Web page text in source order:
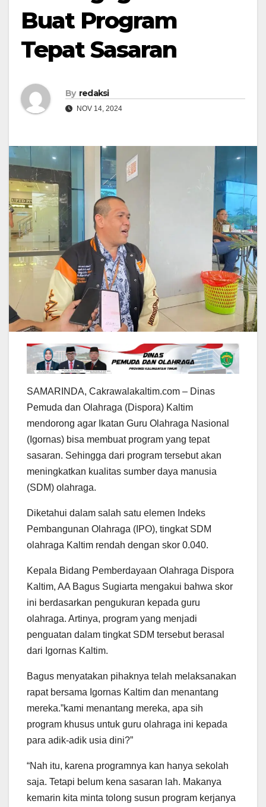
Buat Program
Tepat Sasaran
By redaksi
NOV 14, 2024
SAMARINDA, Cakrawalakaltim.com – Dinas
Pemuda dan Olahraga (Dispora) Kaltim
mendorong agar Ikatan Guru Olahraga Nasional
(Igornas) bisa membuat program yang tepat
sasaran. Sehingga dari program tersebut akan
meningkatkan kualitas sumber daya manusia
(SDM) olahraga.
Diketahui dalam salah satu elemen Indeks
Pembangunan Olahraga (IPO), tingkat SDM
olahraga Kaltim rendah dengan skor 0.040.
Kepala Bidang Pemberdayaan Olahraga Dispora
Kaltim, AA Bagus Sugiarta mengakui bahwa skor
ini berdasarkan pengukuran kepada guru
olahraga. Artinya, program yang menjadi
penguatan dalam tingkat SDM tersebut berasal
dari Igornas Kaltim.
Bagus menyatakan pihaknya telah melaksanakan
rapat bersama Igornas Kaltim dan menantang
mereka.”kami menantang mereka, apa sih
program khusus untuk guru olahraga ini kepada
para adik-adik usia dini?”
“Nah itu, karena programnya kan hanya sekolah
saja. Tetapi belum kena sasaran lah. Makanya
kemarin kita minta tolong susun program kerjanya